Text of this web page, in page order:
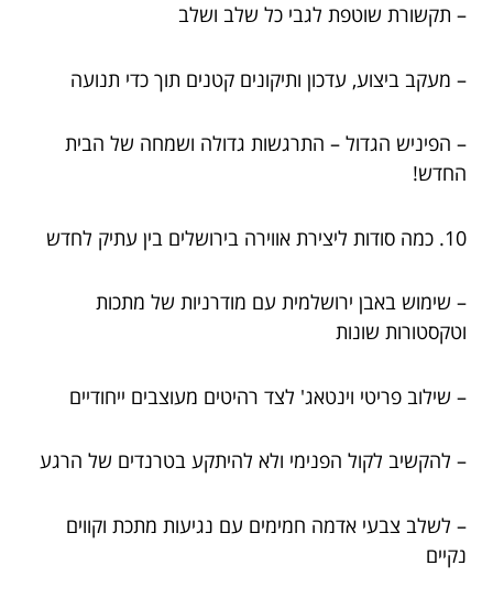
– תקשורת שוטפת לגבי כל שלב ושלב
– מעקב ביצוע, עדכון ותיקונים קטנים תוך כדי תנועה
– הפיניש הגדול – התרגשות גדולה ושמחה של הבית
החדש!
10. כמה סודות ליצירת אווירה בירושלים בין עתיק לחדש
– שימוש באבן ירושלמית עם מודרניות של מתכות
וטקסטורות שונות
– שילוב פריטי וינטאג' לצד רהיטים מעוצבים ייחודיים
– להקשיב לקול הפנימי ולא להיתקע בטרנדים של הרגע
– לשלב צבעי אדמה חמימים עם נגיעות מתכת וקווים
נקיים